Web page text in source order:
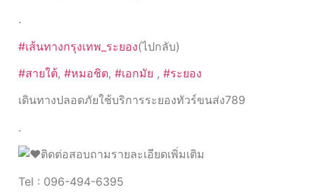
.
#เส้นทางกรุงเทพ_ระยอง(ไปกลับ)
#สายใต้, #หมอชิต, #เอกมัย , #ระยอง
เดินทางปลอดภัยใช้บริการระยองทัวร์ขนส่ง789
.
ติดต่อสอบถามรายละเอียดเพิ่มเติม
Tel : 096-494-6395